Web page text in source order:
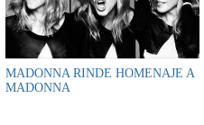
MADONNA RINDE HOMENAJE A
MADONNA